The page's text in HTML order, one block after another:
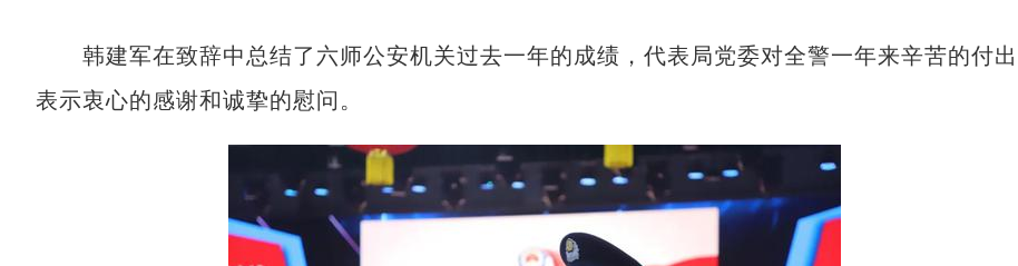
韩建军在致辞中总结了六师公安机关过去一年的成绩，代表局党委对全警一年来辛苦的付出
表示衷心的感谢和诚挚的慰问。